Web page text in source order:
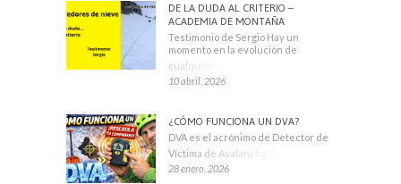
DE LA DUDA AL CRITERIO –
ACADEMIA DE MONTAÑA
Testimonio de Sergio Hay un
momento en la evolución de
cualquier montañero
10 abril, 2026
¿CÓMO FUNCIONA UN DVA?
DVA es el acrónimo de Detector de
Víctima de Avalancha. También se
28 enero, 2026